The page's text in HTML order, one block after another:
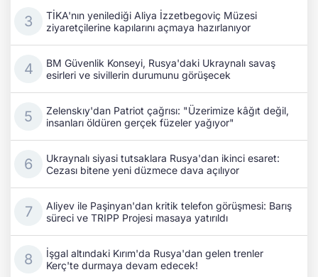
TİKA'nın yenilediği Aliya İzzetbegoviç Müzesi
ziyaretçilerine kapılarını açmaya hazırlanıyor
BM Güvenlik Konseyi, Rusya'daki Ukraynalı savaş
esirleri ve sivillerin durumunu görüşecek
Zelenskıy'dan Patriot çağrısı: "Üzerimize kâğıt değil,
insanları öldüren gerçek füzeler yağıyor"
Ukraynalı siyasi tutsaklara Rusya'dan ikinci esaret:
Cezası bitene yeni düzmece dava açılıyor
Aliyev ile Paşinyan'dan kritik telefon görüşmesi: Barış
süreci ve TRIPP Projesi masaya yatırıldı
İşgal altındaki Kırım'da Rusya'dan gelen trenler
Kerç'te durmaya devam edecek!